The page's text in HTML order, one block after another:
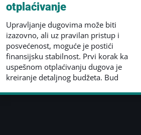
otplaćivanje
Upravljanje dugovima može biti
izazovno, ali uz pravilan pristup i
posvećenost, moguće je postići
finansijsku stabilnost. Prvi korak ka
uspešnom otplaćivanju dugova je
kreiranje detaljnog budžeta. Bud